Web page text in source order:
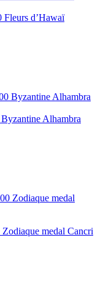
d’Hawaï
Alhambra
medal Cancri